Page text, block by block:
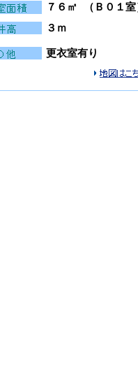
７６㎡ （Ｂ０１室
３ｍ
更衣室有り